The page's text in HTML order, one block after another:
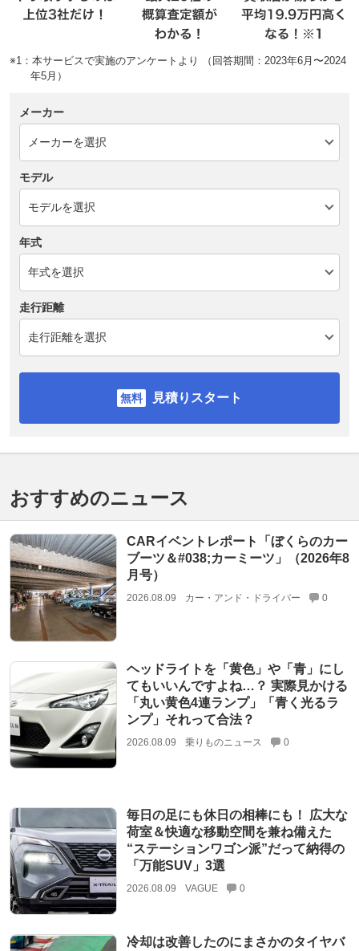
※1：本サービスで実施のアンケートより （回答期間：2023年6月〜2024
年5月）
メーカー
モデル
年式
走行距離
見積りスタート
おすすめのニュース
CARイベントレポート「ぼくらのカー
ブーツ＆#038;カーミーツ」（2026年8
月号）
2026.08.09 カー・アンド・ドライバー 0
ヘッドライトを「黄色」や「青」にし
てもいいんですよね…？ 実際見かける
「丸い黄色4連ランプ」「青く光るラ
ンプ」それって合法？
2026.08.09 乗りものニュース 0
毎日の足にも休日の相棒にも！ 広大な
荷室＆快適な移動空間を兼ね備えた
“ステーションワゴン派”だって納得の
「万能SUV」3選
2026.08.09 VAGUE 0
冷却は改善したのにまさかのタイヤバ